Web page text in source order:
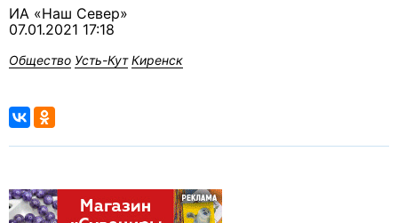
ИА «Наш Север»
07.01.2021 17:18
Общество Усть-Кут Киренск